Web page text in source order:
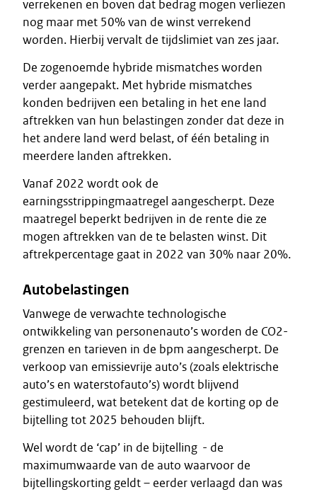
verrekenen en boven dat bedrag mogen verliezen
nog maar met 50% van de winst verrekend
worden. Hierbij vervalt de tijdslimiet van zes jaar.
De zogenoemde hybride mismatches worden
verder aangepakt. Met hybride mismatches
konden bedrijven een betaling in het ene land
aftrekken van hun belastingen zonder dat deze in
het andere land werd belast, of één betaling in
meerdere landen aftrekken.
Vanaf 2022 wordt ook de
earningsstrippingmaatregel aangescherpt. Deze
maatregel beperkt bedrijven in de rente die ze
mogen aftrekken van de te belasten winst. Dit
aftrekpercentage gaat in 2022 van 30% naar 20%.
Autobelastingen
Vanwege de verwachte technologische
ontwikkeling van personenauto’s worden de CO2-
grenzen en tarieven in de bpm aangescherpt. De
verkoop van emissievrije auto’s (zoals elektrische
auto’s en waterstofauto’s) wordt blijvend
gestimuleerd, wat betekent dat de korting op de
bijtelling tot 2025 behouden blijft.
Wel wordt de ‘cap’ in de bijtelling - de
maximumwaarde van de auto waarvoor de
bijtellingskorting geldt – eerder verlaagd dan was